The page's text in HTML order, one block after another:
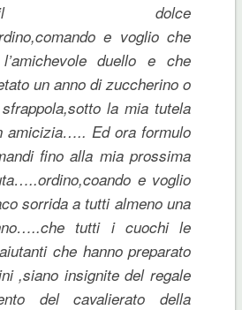
dolce
e voglio che
duello e che
un anno di zuccherino o
la mia tutela
amicizia….. Ed ora formulo
fino alla mia prossima
e voglio
sorrida a tutti almeno una
tutti i cuochi le
che hanno preparato
,siano insignite del regale
del cavalierato della